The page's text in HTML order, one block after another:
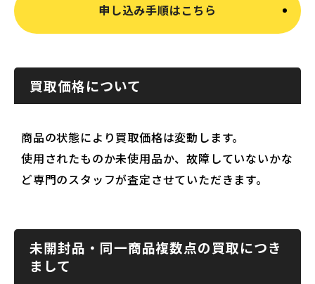
申し込み手順はこちら
買取価格について
商品の状態により買取価格は変動します。
使用されたものか未使用品か、故障していないかな
ど専門のスタッフが査定させていただきます。
未開封品・同一商品複数点の買取につき
まして